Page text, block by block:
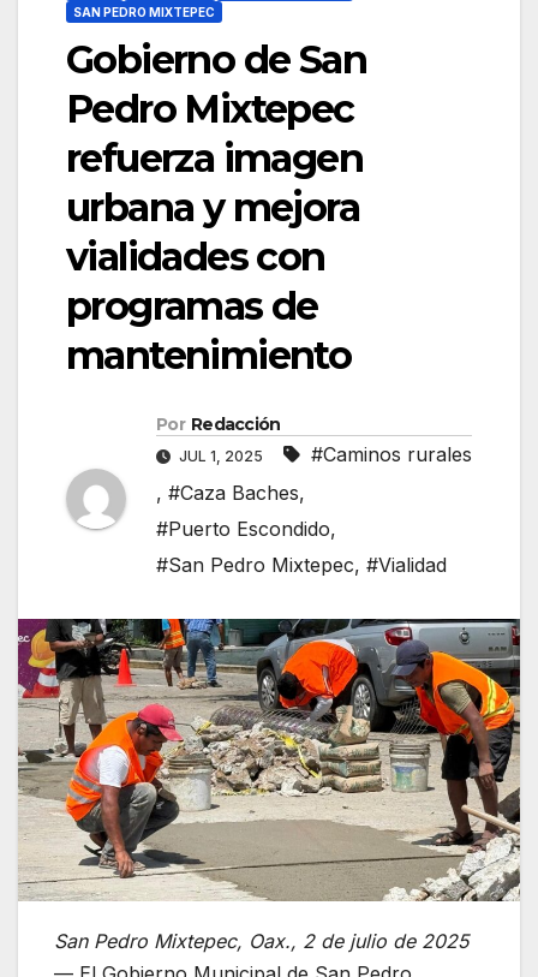
SAN PEDRO MIXTEPEC
Gobierno de San
Pedro Mixtepec
refuerza imagen
urbana y mejora
vialidades con
programas de
mantenimiento
Por Redacción
JUL 1, 2025
#Caminos rurales
, #Caza Baches,
#Puerto Escondido,
#San Pedro Mixtepec, #Vialidad
San Pedro Mixtepec, Oax., 2 de julio de 2025